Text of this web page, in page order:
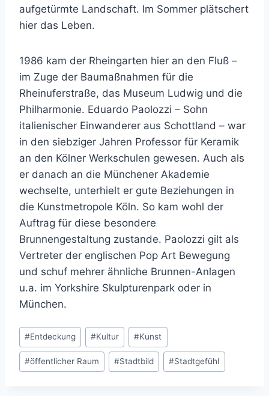
aufgetürmte Landschaft. Im Sommer plätschert
hier das Leben.
1986 kam der Rheingarten hier an den Fluß –
im Zuge der Baumaßnahmen für die
Rheinuferstraße, das Museum Ludwig und die
Philharmonie. Eduardo Paolozzi – Sohn
italienischer Einwanderer aus Schottland – war
in den siebziger Jahren Professor für Keramik
an den Kölner Werkschulen gewesen. Auch als
er danach an die Münchener Akademie
wechselte, unterhielt er gute Beziehungen in
die Kunstmetropole Köln. So kam wohl der
Auftrag für diese besondere
Brunnengestaltung zustande. Paolozzi gilt als
Vertreter der englischen Pop Art Bewegung
und schuf mehrer ähnliche Brunnen-Anlagen
u.a. im Yorkshire Skulpturenpark oder in
München.
Schlagworte:
#Entdeckung #Kultur #Kunst
#öffentlicher Raum #Stadtbild #Stadtgefühl